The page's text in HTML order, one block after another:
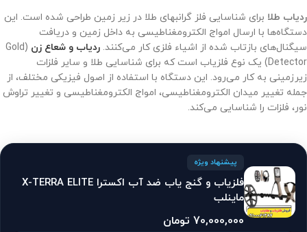
ردیاب طلا برای شناسایی فلز گرانبهای طلا در زیر زمین طراحی شده است. این
دستگاه‌ها با ارسال امواج الکترومغناطیسی به داخل زمین و دریافت
سیگنال‌های بازتاب شده از اشیاء فلزی کار می‌کنند. ردیاب و شعاع زن (Gold
Detector) یک نوع فلزیاب است که برای شناسایی طلا و سایر فلزات
زیرزمینی به کار می‌رود. این دستگاه با استفاده از اصول فیزیکی مختلف، از
جمله تغییر میدان الکترومغناطیسی، امواج الکترومغناطیسی و تغییر تراوش
نور، فلزات را شناسایی می‌کند.
پیشنهاد ویژه
فلزیاب و گنج یاب ضد آب اکسترا X-TERRA ELITE
ماینلب
70,000,000 تومان